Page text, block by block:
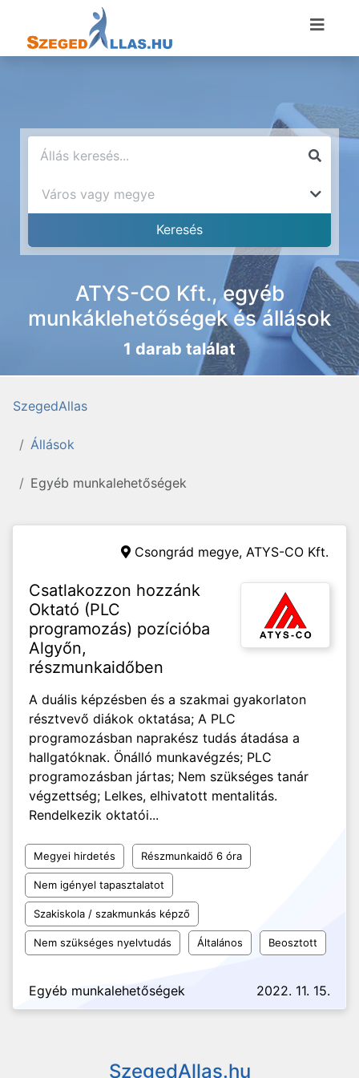
ATYS-CO Kft., egyéb
munkáklehetőségek és állások
1 darab találat
SzegedAllas
Állások
Egyéb munkalehetőségek
Csongrád megye, ATYS-CO Kft.
Csatlakozzon hozzánk
Oktató (PLC
programozás) pozícióba
Algyőn,
részmunkaidőben
A duális képzésben és a szakmai gyakorlaton
résztvevő diákok oktatása; A PLC
programozásban naprakész tudás átadása a
hallgatóknak. Önálló munkavégzés; PLC
programozásban jártas; Nem szükséges tanár
végzettség; Lelkes, elhivatott mentalitás.
Rendelkezik oktatói...
Megyei hirdetés Részmunkaidő 6 óra
Nem igényel tapasztalatot
Szakiskola / szakmunkás képző
Nem szükséges nyelvtudás Általános Beosztott
Egyéb munkalehetőségek 2022. 11. 15.
SzegedAllas.hu